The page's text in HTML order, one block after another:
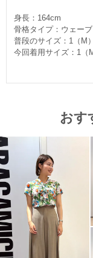
身長：164cm
骨格タイプ：ウェーブ
普段のサイズ：1（M
今回着用サイズ：1（
おす